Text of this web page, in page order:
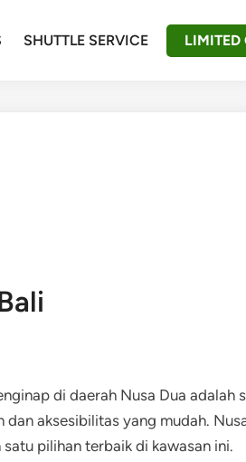
SHUTTLE SERVICE LIMITED
di daerah Nusa Dua adalah
aksesibilitas yang mudah.
satu pilihan terbaik di kawasan ini.